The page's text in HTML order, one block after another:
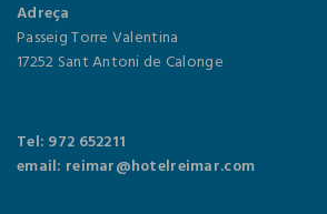
Adreça
Passeig Torre Valentina
17252 Sant Antoni de Calonge
Tel: 972 652211
email: reimar@hotelreimar.com